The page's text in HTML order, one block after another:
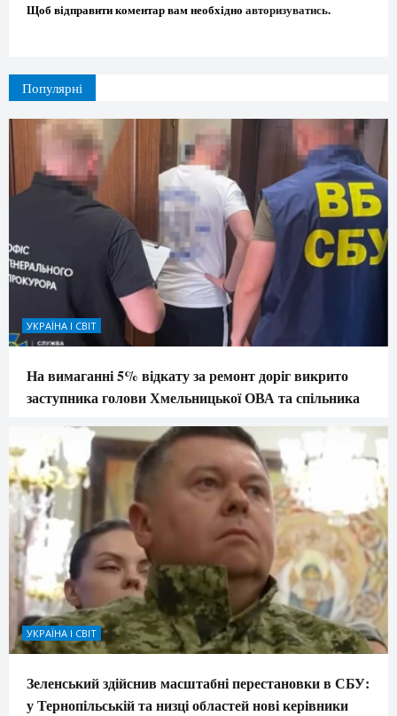
Щоб відправити коментар вам необхідно авторизуватись.
Популярні
УКРАЇНА І СВІТ
На вимаганні 5% відкату за ремонт доріг викрито
заступника голови Хмельницької ОВА та спільника
УКРАЇНА І СВІТ
Зеленський здійснив масштабні перестановки в СБУ:
у Тернопільській та низці областей нові керівники